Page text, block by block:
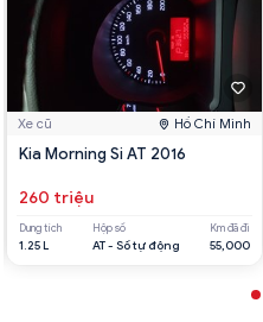
Xe cũ Hồ Chí Minh
Kia Morning Si AT 2016
260 triệu
Dung tích
1.25 L
Hộp số
AT - Số tự động
Km đã đi
55,000